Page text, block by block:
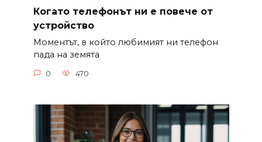
Когато телефонът ни е повече от
устройство
Моментът, в който любимият ни телефон
пада на земята
0 470